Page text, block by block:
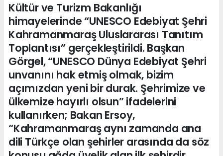
Kültür ve Turizm Bakanlığı
himayelerinde “UNESCO Edebiyat Şehri
Kahramanmaraş Uluslararası Tanıtım
Toplantısı” gerçekleştirildi. Başkan
Görgel, “UNESCO Dünya Edebiyat Şehri
unvanını hak etmiş olmak, bizim
açımızdan yeni bir durak. Şehrimize ve
ülkemize hayırlı olsun” ifadelerini
kullanırken; Bakan Ersoy,
“Kahramanmaraş aynı zamanda ana
dili Türkçe olan şehirler arasında da söz